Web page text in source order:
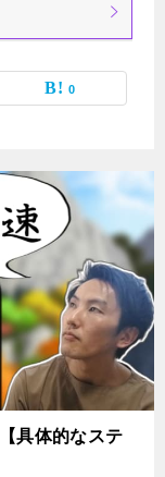
0
具体的なステ